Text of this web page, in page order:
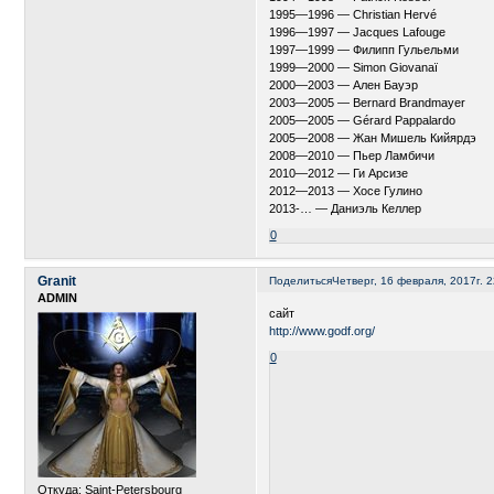
1995—1996 — Christian Hervé
1996—1997 — Jacques Lafouge
1997—1999 — Филипп Гульельми
1999—2000 — Simon Giovanaï
2000—2003 — Ален Бауэр
2003—2005 — Bernard Brandmayer
2005—2005 — Gérard Pappalardo
2005—2008 — Жан Мишель Кийярдэ
2008—2010 — Пьер Ламбичи
2010—2012 — Ги Арсизе
2012—2013 — Хосе Гулино
2013-… — Даниэль Келлер
0
ПоделитьсяЧетверг, 16 февраля, 2017г.
Granit
ADMIN
Откуда: Saint-Petersbourg
сайт
http://www.godf.org/
0